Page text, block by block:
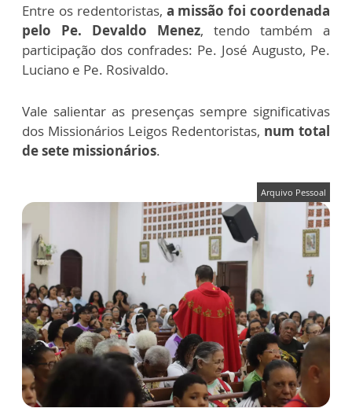
Entre os redentoristas, a missão foi coordenada
pelo Pe. Devaldo Menez, tendo também a
participação dos confrades: Pe. José Augusto, Pe.
Luciano e Pe. Rosivaldo.
Vale salientar as presenças sempre significativas
dos Missionários Leigos Redentoristas, num total
de sete missionários.
Arquivo Pessoal